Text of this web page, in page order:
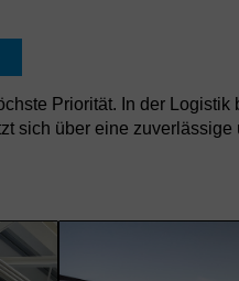
Priorität. In der Logistik
sich über eine